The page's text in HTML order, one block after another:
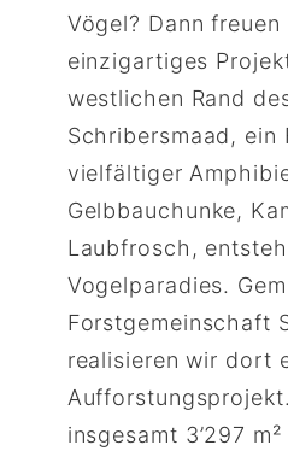
Vögel? Dann
einzigartiges
westlichen Rand
Schribersmaad,
vielfältiger
Gelbbauchunke,
Laubfrosch,
Vogelparadies.
Forstgemeinschaft
realisieren wir dort
insgesamt 3’297